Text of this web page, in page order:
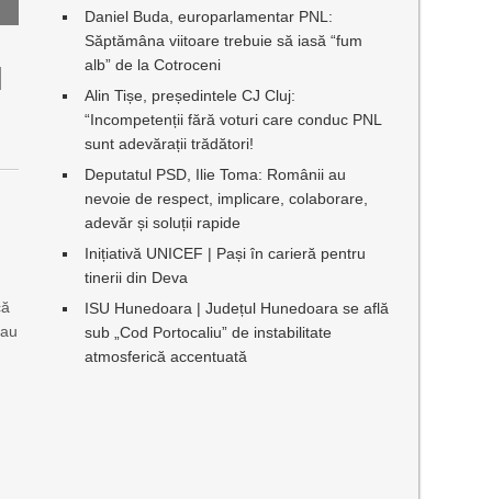
Daniel Buda, europarlamentar PNL:
Săptămâna viitoare trebuie să iasă “fum
alb” de la Cotroceni
Alin Tișe, președintele CJ Cluj:
“Incompetenții fără voturi care conduc PNL
sunt adevărații trădători!
Deputatul PSD, Ilie Toma: Românii au
nevoie de respect, implicare, colaborare,
adevăr și soluții rapide
Inițiativă UNICEF | Pași în carieră pentru
tinerii din Deva
ISU Hunedoara | Județul Hunedoara se află
sub „Cod Portocaliu” de instabilitate
atmosferică accentuată